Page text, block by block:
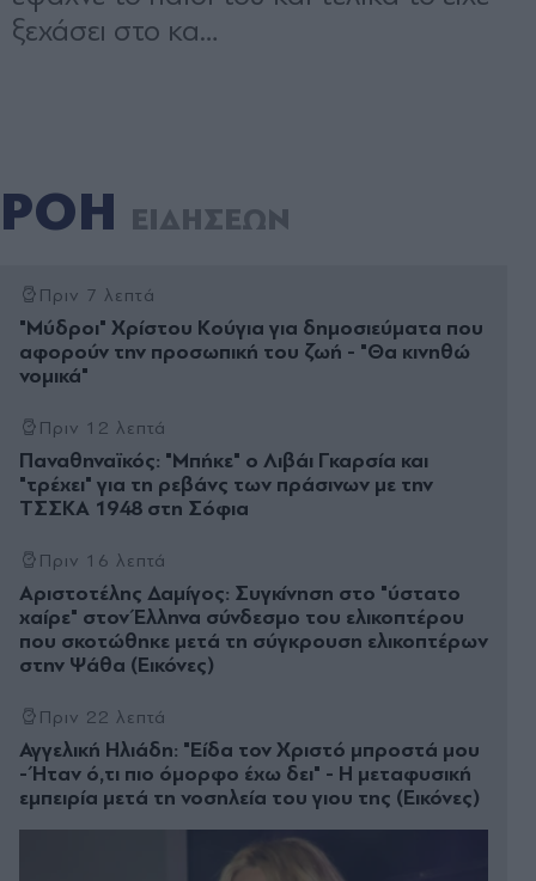
ΡΟΗ ΕΙΔΗΣΕΩΝ
Πριν 7 λεπτά
"Μύδροι" Χρίστου Κούγια για δημοσιεύματα που
αφορούν την προσωπική του ζωή - "Θα κινηθώ
νομικά"
Πριν 12 λεπτά
Παναθηναϊκός: "Μπήκε" ο Λιβάι Γκαρσία και
"τρέχει" για τη ρεβάνς των πράσινων με την
ΤΣΣΚΑ 1948 στη Σόφια
Πριν 16 λεπτά
Αριστοτέλης Δαμίγος: Συγκίνηση στο "ύστατο
χαίρε" στον Έλληνα σύνδεσμο του ελικοπτέρου
που σκοτώθηκε μετά τη σύγκρουση ελικοπτέρων
στην Ψάθα (Εικόνες)
Πριν 22 λεπτά
Αγγελική Ηλιάδη: "Είδα τον Χριστό μπροστά μου
- Ήταν ό,τι πιο όμορφο έχω δει" - Η μεταφυσική
εμπειρία μετά τη νοσηλεία του γιου της (Εικόνες)